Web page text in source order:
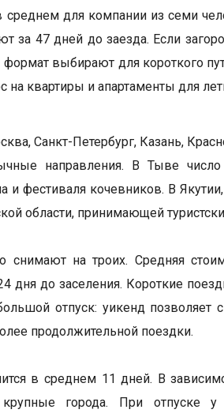
для компании из семи
за 47 дней до заезда. Если
выбирают для короткого
на квартиры и апартаменты для
Санкт-Петербург, Казань,
направления. В Тыве
и фестиваля кочевников. В
области, принимающей
на троих. Средняя
дня до заселения. Короткие
отпуск: уикенд позволяет
продолжительной поездки.
в среднем 11 дней. В
города. При отпуске